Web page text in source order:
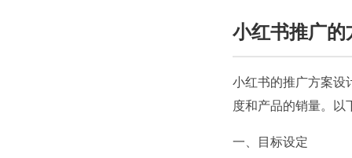
小红书推广的
小红书的推广方案设
度和产品的销量。以
一、目标设定